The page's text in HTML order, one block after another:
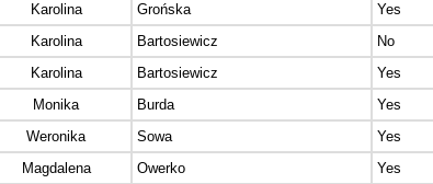
Karolina
Grońska Yes
Karolina
Bartosiewicz No
Karolina
Bartosiewicz Yes
Monika
Burda Yes
Weronika
Sowa Yes
Magdalena
Owerko Yes